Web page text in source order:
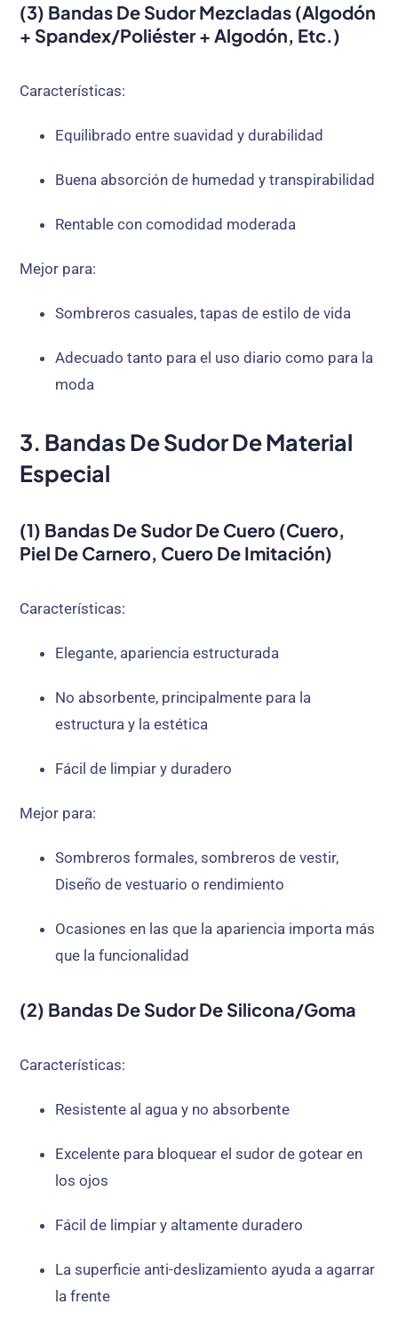
(3) Bandas De Sudor Mezcladas (Algodón
+ Spandex/poliéster + Algodón, Etc.)
Características:
Equilibrado entre suavidad y durabilidad
Buena absorción de humedad y transpirabilidad
Rentable con comodidad moderada
Mejor para:
Sombreros casuales, tapas de estilo de vida
Adecuado tanto para el uso diario como para la
moda
3. Bandas De Sudor De Material
Especial
(1) Bandas De Sudor De Cuero (Cuero,
Piel De Carnero, Cuero De Imitación)
Características:
Elegante, apariencia estructurada
No absorbente, principalmente para la
estructura y la estética
Fácil de limpiar y duradero
Mejor para:
Sombreros formales, sombreros de vestir,
Diseño de vestuario o rendimiento
Ocasiones en las que la apariencia importa más
que la funcionalidad
(2) Bandas De Sudor De Silicona/goma
Características:
Resistente al agua y no absorbente
Excelente para bloquear el sudor de gotear en
los ojos
Fácil de limpiar y altamente duradero
La superficie anti-deslizamiento ayuda a agarrar
la frente